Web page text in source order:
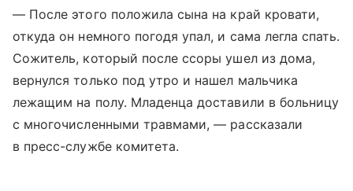
— После этого положила сына на край кровати,
откуда он немного погодя упал, и сама легла спать.
Сожитель, который после ссоры ушел из дома,
вернулся только под утро и нашел мальчика
лежащим на полу. Младенца доставили в больницу
с многочисленными травмами, — рассказали
в пресс-службе комитета.